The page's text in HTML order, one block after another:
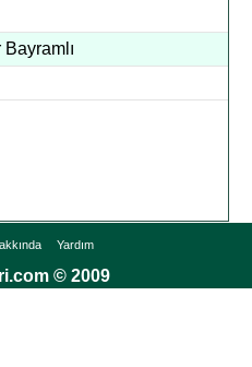
Bayramlı
Yardım
© 2009